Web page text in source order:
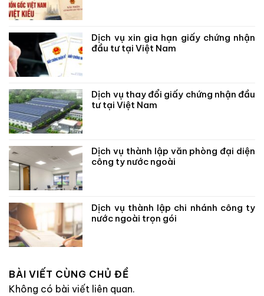
Dịch vụ xin gia hạn giấy chứng nhận
đầu tư tại Việt Nam
Dịch vụ thay đổi giấy chứng nhận đầu
tư tại Việt Nam
Dịch vụ thành lập văn phòng đại diện
công ty nước ngoài
Dịch vụ thành lập chi nhánh công ty
nước ngoài trọn gói
BÀI VIẾT CÙNG CHỦ ĐỀ
Không có bài viết liên quan.